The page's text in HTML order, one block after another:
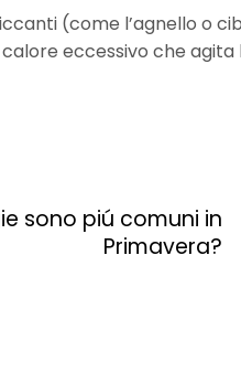
(come l’agnello o
eccessivo che agita
sono piú comuni in
Primavera?